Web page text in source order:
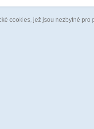
cookies, jež jsou nezbytné